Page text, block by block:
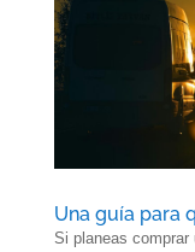
Una guía para
Si planeas comprar